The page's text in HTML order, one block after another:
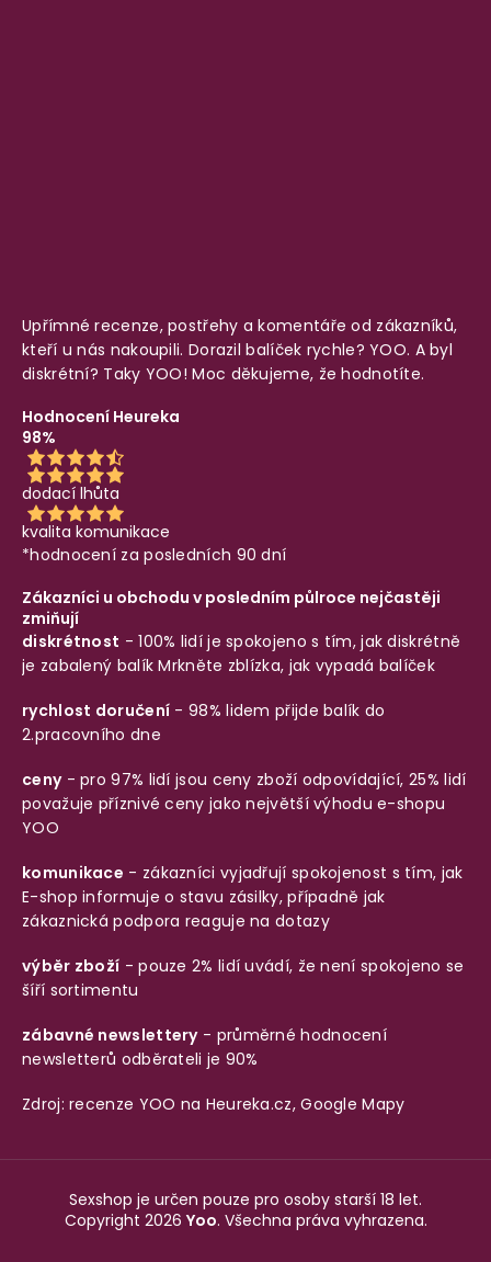
Upřímné recenze, postřehy a komentáře od zákazníků,
kteří u nás nakoupili. Dorazil balíček rychle? YOO. A byl
diskrétní? Taky YOO! Moc děkujeme, že hodnotíte.
Hodnocení Heureka
98%
dodací lhůta
kvalita komunikace
*hodnocení za posledních 90 dní
Zákazníci u obchodu v posledním půlroce nejčastěji
zmiňují
diskrétnost - 100% lidí je spokojeno s tím, jak diskrétně
je zabalený balíkMrkněte zblízka, jak vypadá balíček
rychlost doručení - 98% lidem přijde balík do
2.pracovního dne
ceny- pro 97% lidí jsou ceny zboží odpovídající, 25% lidí
považuje příznivé ceny jako největší výhodu e-shopu
YOO
komunikace - zákazníci vyjadřují spokojenost s tím, jak
E-shop informuje o stavu zásilky, případně jak
zákaznická podpora reaguje na dotazy
výběr zboží - pouze 2% lidí uvádí, že není spokojeno se
šíří sortimentu
zábavné newslettery- průměrné hodnocení
newsletterů odběrateli je 90%
Zdroj: recenze YOO na Heureka.cz,Google Mapy
Sexshop je určen pouze pro osoby starší 18 let.
Copyright 2026 Yoo. Všechna práva vyhrazena.